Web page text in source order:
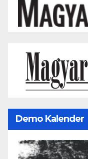
Demo Kalender